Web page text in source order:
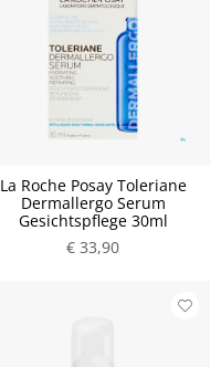
La Roche Posay Toleriane
Dermallergo Serum
Gesichtspflege 30ml
€ 33,90